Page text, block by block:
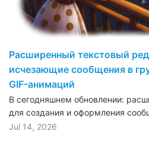
Расширенный текстовый
исчезающие сообщения в
GIF-анимаций
В сегодняшнем обновлении:
для создания и оформления
Jul 14, 2026